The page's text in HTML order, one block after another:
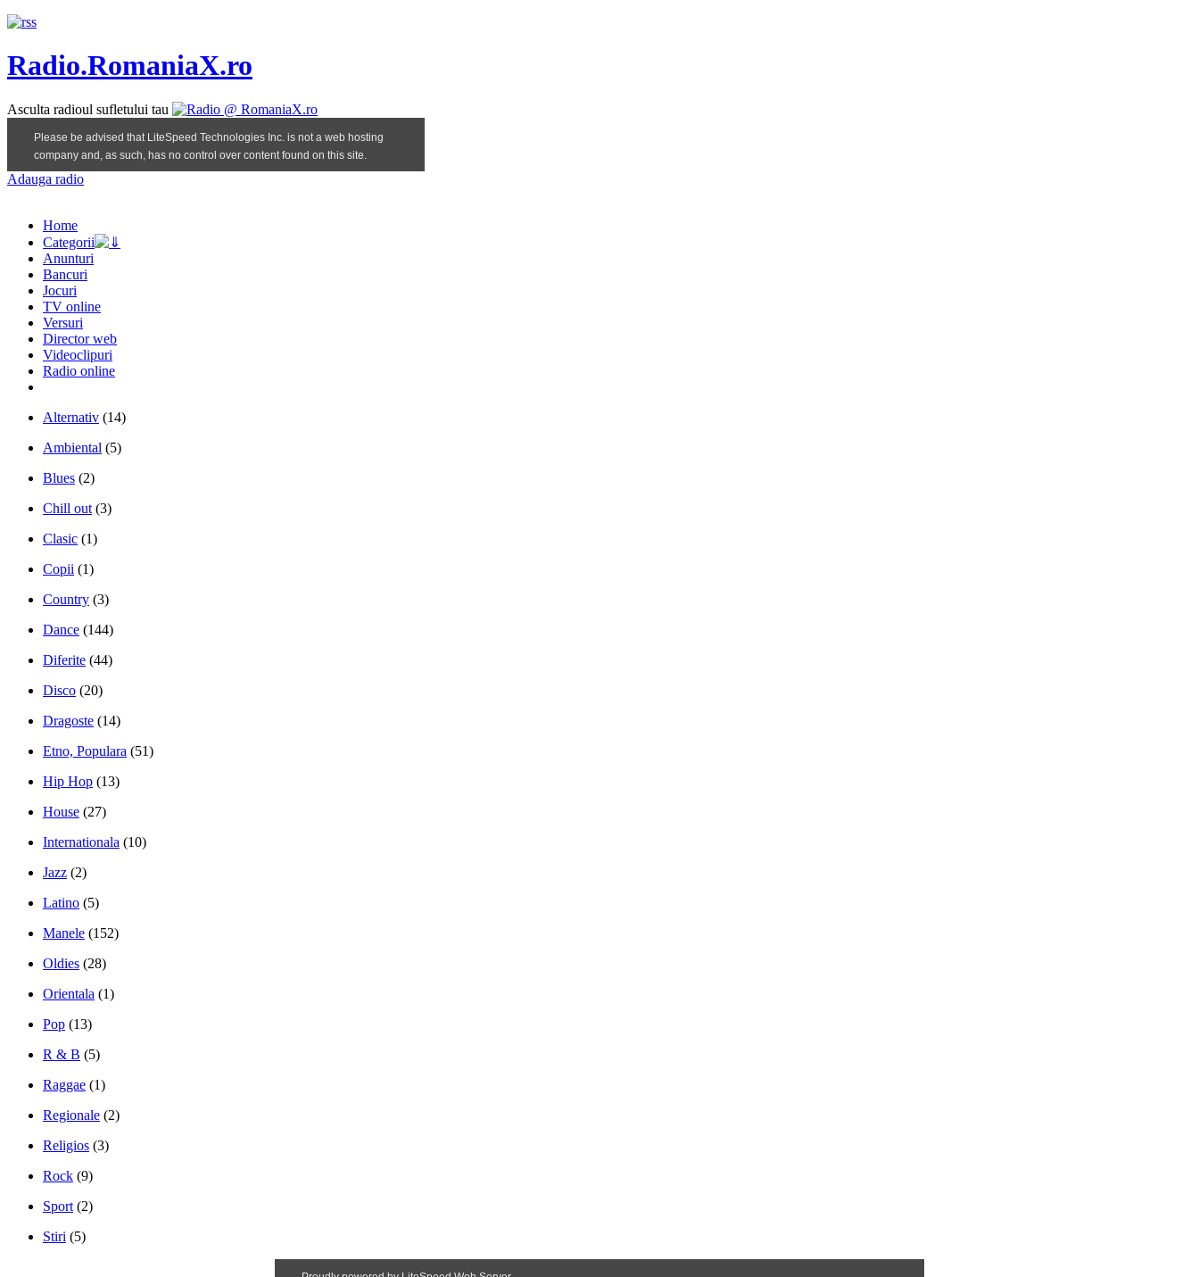
Radio.RomaniaX.ro
Asculta radioul sufletului tau
Adauga radio
Home
Categorii
Anunturi
Bancuri
Jocuri
TV online
Versuri
Director web
Videoclipuri
Radio online
Alternativ (14)
Ambiental (5)
Blues (2)
Chill out (3)
Clasic (1)
Copii (1)
Country (3)
Dance (144)
Diferite (44)
Disco (20)
Dragoste (14)
Etno, Populara (51)
Hip Hop (13)
House (27)
Internationala (10)
Jazz (2)
Latino (5)
Manele (152)
Oldies (28)
Orientala (1)
Pop (13)
R & B (5)
Raggae (1)
Regionale (2)
Religios (3)
Rock (9)
Sport (2)
Stiri (5)